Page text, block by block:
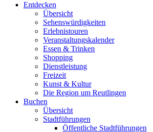
Entdecken
Übersicht
Sehenswürdigkeiten
Erlebnistouren
Veranstaltungskalender
Essen & Trinken
Shopping
Dienstleistung
Freizeit
Kunst & Kultur
Die Region um Reutlingen
Buchen
Übersicht
Stadtführungen
Öffentliche Stadtführungen